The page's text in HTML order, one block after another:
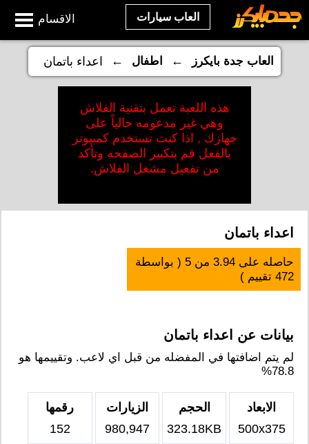
الاقسام العاب سيارات
العاب جدة بايكرز ← اطفال ← اعداء باتمان
هذه اللعبة تعمل بتقنية الفلاش
وهي غير مدعومه حالياً على
جهازك , اذا كنت تستخدم كمبيوتر
بالفعل قم بتكبير الصفحه وتأكد
من تفعيل مشغل الفلاش.
اعداء باتمان
حاصله على3.94 من5 ( بواسطة
472 تقييم )
بيانات عن اعداء باتمان
لم يتم اضافتها في المفضله من قبل اي لاعب. وتقييمها هو
78.8%
الابعاد
500x375
الحجم
323.18KB
الزيارات
980,947
رقمها
152